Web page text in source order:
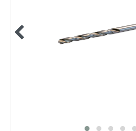
KLEBEN UND DICHTEN